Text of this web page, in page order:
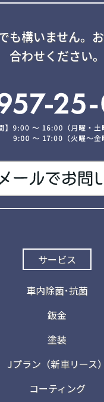
も構いません。
合わせください。
サービス
車内除菌･抗菌
鈑金
塗装
Jプラン（新車リース）
コーティング